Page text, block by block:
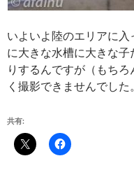
いよいよ陸のエリアに
に大きな水槽に大きな
りするんですが（もち
く撮影できませんでした。
共有: